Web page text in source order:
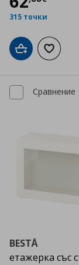
315 точки
Добави в
Сравнение
BESTÅ
етажерка със